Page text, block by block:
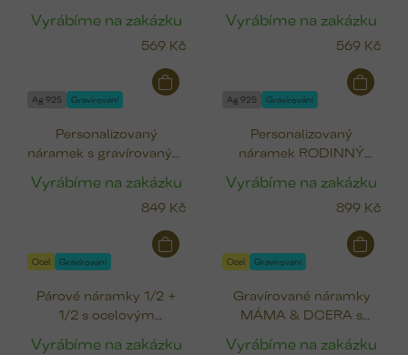
Vyrábíme na zakázku
569 Kč
(ocel 12 mm)
Vyrábíme na zakázku
569 Kč
Ag 925 Gravírování
Personalizovaný
náramek s gravírovaným
(12x10 mm)
Vyrábíme na zakázku
849 Kč
Ag 925 Gravírování
Personalizovaný
náramek RODINNÝ
Vyrábíme na zakázku
899 Kč
Ocel Gravírování
Párové náramky 1/2 +
1/2 s ocelovým
Vyrábíme na zakázku
Ocel Gravírování
Gravírované náramky
MÁMA & DCERA s
Vyrábíme na zakázku